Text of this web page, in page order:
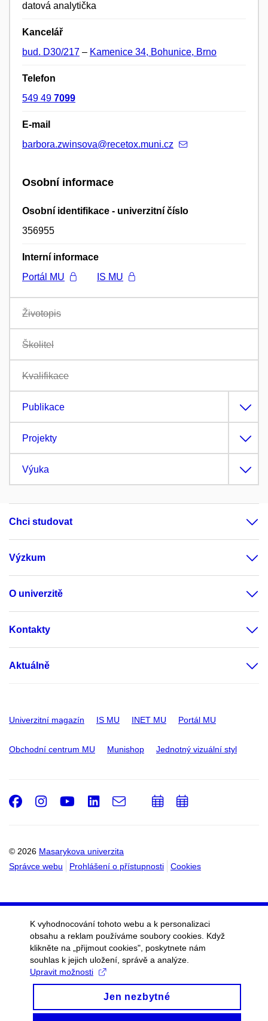
datová analytička
Kancelář
bud. D30/217 – Kamenice 34, Bohunice, Brno
Telefon
549 49 7099
E-mail
barbora.zwinsova@recetox.muni.cz
Osobní informace
Osobní identifikace - univerzitní číslo
356955
Interní informace
Portál MU
IS MU
Životopis
Školitel
Kvalifikace
Publikace
Projekty
Výuka
Chci studovat
Výzkum
O univerzitě
Kontakty
Aktuálně
Univerzitní magazín IS MU INET MU Portál MU
Obchodní centrum MU Munishop Jednotný vizuální styl
© 2026 Masarykova univerzita
Správce webu
Prohlášení o přístupnosti Cookies
Facebook
Instagram
Youtube
LinkedIn
e-
Email
PřidatPřidat
K vyhodnocování tohoto webu a k personalizaci
obsahu a reklam používáme soubory cookies. Když
klikněte na „přijmout cookies", poskytnete nám
souhlas k jejich uložení, správě a analýze.
Upravit možnosti
Jen nezbytné